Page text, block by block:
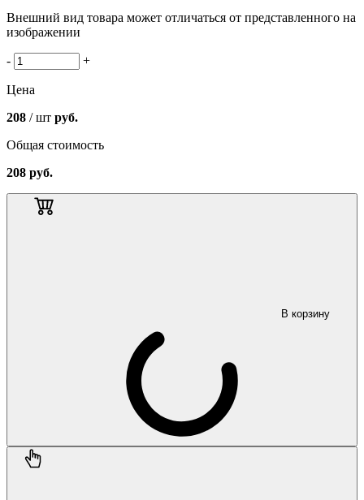
Внешний вид товара может отличаться от представленного на
изображении
- +
Цена
208 / шт руб.
Общая стоимость
208 руб.
В корзину